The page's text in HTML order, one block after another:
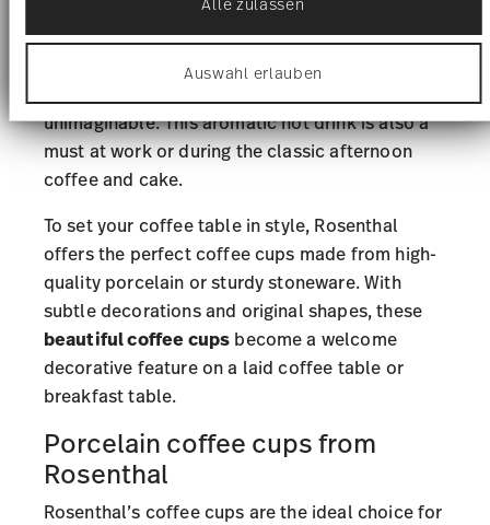
Wir verwenden Cookies, um Inhalte und Anzeigen zu
personalisieren, Funktionen für soziale Medien
Website zu analysieren. Außerdem geben wir
Informationen zu Ihrer Verwendung unserer Website
an unsere Partner für soziale Medien, Werbung und
Analysen weiter. Unsere Partner führen diese
Informationen möglicherweise mit weiteren Daten
zusammen, die Sie ihnen bereitgestellt haben oder
gesammelt haben.
Alle zulassen
Auswahl erlauben
For many people, starting the day without an
unimaginable. This aromatic hot drink is also a
must at work or during the classic afternoon
coffee and cake.
To set your coffee table in style, Rosenthal
offers the perfect coffee cups made from high-
quality porcelain or sturdy stoneware. With
subtle decorations and original shapes, these
beautiful coffee cups become a welcome
decorative feature on a laid coffee table or
breakfast table.
Porcelain coffee cups from
Rosenthal
Rosenthal’s coffee cups are the ideal choice for